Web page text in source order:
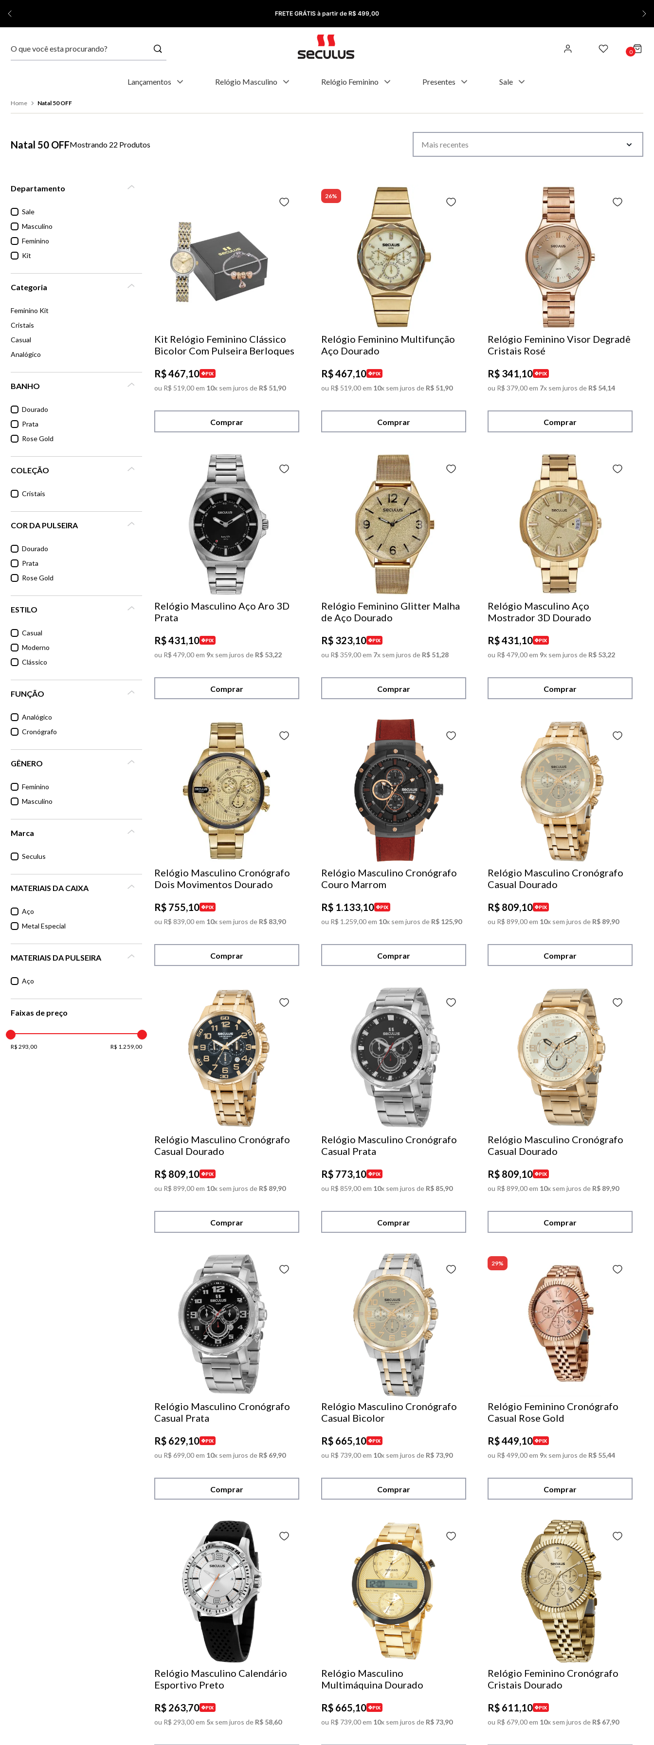
FRETE GRÁTIS à partir de R$ 499,00
0
Lançamentos Relógio Masculino Relógio Feminino Presentes Sale
Natal 50 OFF
Natal 50 OFF 22 Produtos Mais recentes
Departamento
Sale
Masculino
Feminino
Kit
Categoria
Feminino Kit
Cristais
Casual
Analógico
BANHO
Dourado
Prata
Rose Gold
COLEÇÃO
Cristais
COR DA PULSEIRA
Dourado
Prata
Rose Gold
ESTILO
Casual
Moderno
Clássico
FUNÇÃO
Analógico
Cronógrafo
GÊNERO
Feminino
Masculino
Marca
Seculus
MATERIAIS DA CAIXA
Aço
Metal Especial
MATERIAIS DA PULSEIRA
Aço
Faixas de preço
R$ 293,00 R$ 1.259,00
Kit Relógio Feminino Clássico
Bicolor Com Pulseira Berloques
R$467,10 PIX
ou R$ 519,00em 10x sem juros de R$ 51,90
Comprar
26%
Relógio Feminino Multifunção
Aço Dourado
R$467,10 PIX
ou R$ 519,00 em 10x sem juros de R$ 51,90
Comprar
Relógio Feminino Visor Degradê
Cristais Rosé
R$ 341,10 PIX
ou R$ 379,00em 7x sem juros de R$ 54,14
Comprar
Relógio Masculino Aço Aro 3D
Prata
R$431,10 PIX
ou R$ 479,00em 9x sem juros de R$ 53,22
Comprar
Relógio Feminino Glitter Malha
de Aço Dourado
R$ 323,10 PIX
ou R$ 359,00 em 7x sem juros de R$ 51,28
Comprar
Relógio Masculino Aço
Mostrador 3D Dourado
R$431,10 PIX
ou R$ 479,00em 9x sem juros de R$ 53,22
Comprar
Relógio Masculino Cronógrafo
Dois Movimentos Dourado
R$ 755,10 PIX
ou R$ 839,00em 10x sem juros de R$ 83,90
Comprar
Relógio Masculino Cronógrafo
Couro Marrom
R$ 1.133,10 PIX
ou R$ 1 .259,00 em 10x sem juros de R$ 125,90
Comprar
Relógio Masculino Cronógrafo
Casual Dourado
R$ 809,10 PIX
ou R$ 899,00em 10x sem juros de R$ 89,90
Comprar
Relógio Masculino Cronógrafo
Casual Dourado
R$ 809,10 PIX
ou R$ 899,00em 10x sem juros de R$ 89,90
Comprar
Relógio Masculino Cronógrafo
Casual Prata
R$ 773,10 PIX
ou R$ 859,00 em 10x sem juros de R$ 85,90
Comprar
Relógio Masculino Cronógrafo
Casual Dourado
R$ 809,10 PIX
ou R$ 899,00em 10x sem juros de R$ 89,90
Comprar
Relógio Masculino Cronógrafo
Casual Prata
R$ 629,10 PIX
ou R$ 699,00em 10x sem juros de R$ 69,90
Comprar
Relógio Masculino Cronógrafo
Casual Bicolor
R$ 665,10 PIX
ou R$ 739,00 em 10x sem juros de R$ 73,90
Comprar
29%
Relógio Feminino Cronógrafo
Casual Rose Gold
R$449,10 PIX
ou R$ 499,00em 9x sem juros de R$ 55,44
Comprar
Relógio Masculino Calendário
Esportivo Preto
R$ 263,70 PIX
ou R$ 293,00em 5x sem juros de R$ 58,60
Relógio Masculino
Multimáquina Dourado
R$ 665,10 PIX
ou R$ 739,00 em 10x sem juros de R$ 73,90
Relógio Feminino Cronógrafo
Cristais Dourado
R$ 611,10 PIX
ou R$ 679,00em 10x sem juros de R$ 67,90
1 º relógio feminino
8º
9º